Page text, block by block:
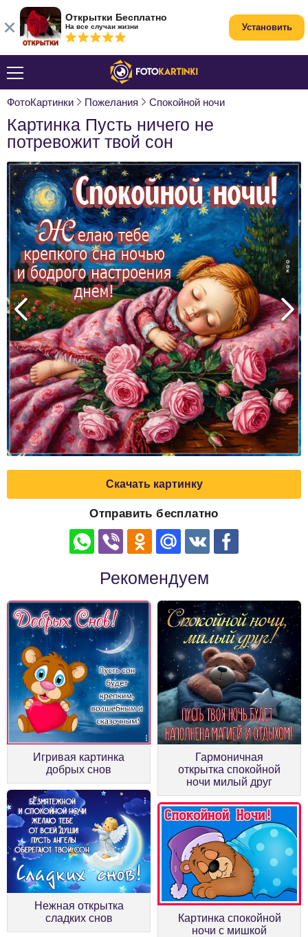
ФотоКартинки Пожелания Спокойной ночи
Картинка Пусть ничего не
потревожит твой сон
Скачать картинку
Отправить бесплатно
Рекомендуем
Игривая картинка
добрых снов
Гармоничная
открытка спокойной
ночи милый друг
Нежная открытка
сладких снов
Картинка спокойной
ночи с мишкой
Открытки Бесплатно
На все случаи жизни Установить